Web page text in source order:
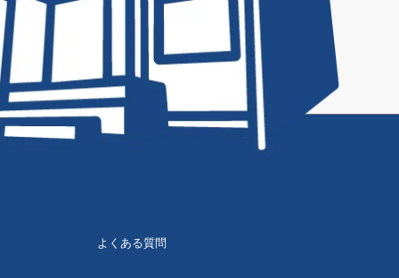
よくある質問